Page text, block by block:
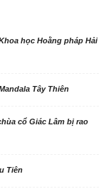
học Hoằng pháp Hải
Tây Thiên
cổ Giác Lâm bị rao
Tiên